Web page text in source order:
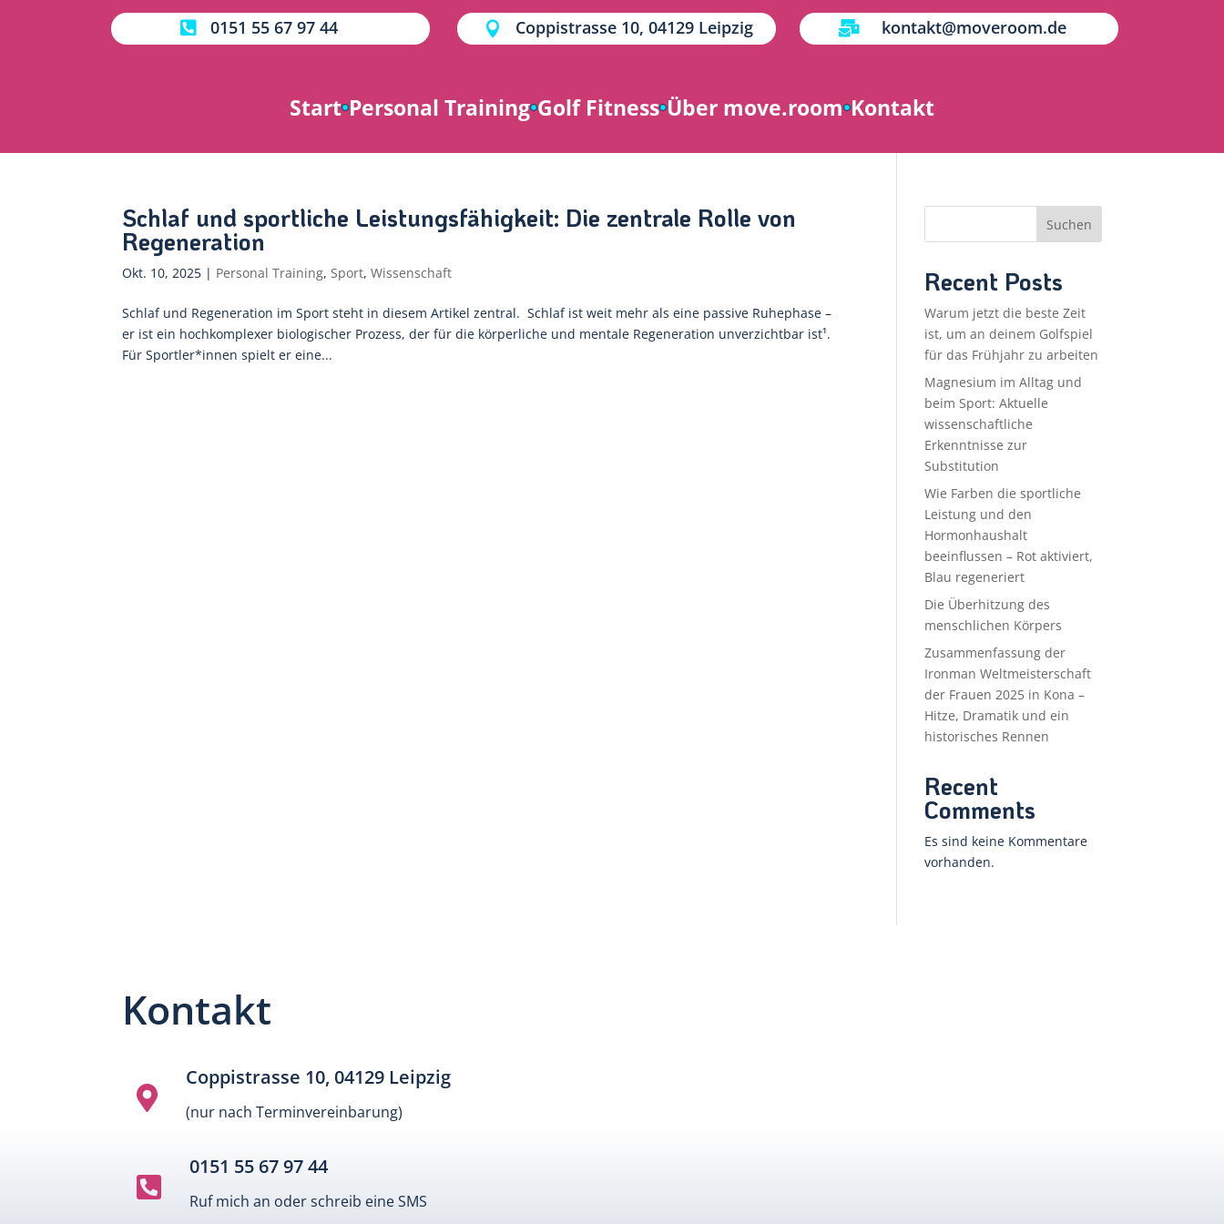
 0151 55 67 97 44  Coppistrasse 10, 04129 Leipzig  kontakt@moveroom.de
Start Personal Training Golf Fitness Über move.room Kontakt
Schlaf und sportliche Leistungsfähigkeit: Die zentrale Rolle von
Regeneration
Okt. 10, 2025 | Personal Training, Sport,Wissenschaft
Schlaf und Regeneration im Sport steht in diesem Artikel zentral. Schlaf ist weit mehr als eine passive Ruhephase –
er ist ein hochkomplexer biologischer Prozess, der für die körperliche und mentale Regeneration unverzichtbar ist¹.
Für Sportler*innen spielt er eine...
Suchen
Recent Posts
Warum jetzt die beste Zeit
ist, um an deinem Golfspiel
für das Frühjahr zu arbeiten
Magnesium im Alltag und
beim Sport: Aktuelle
wissenschaftliche
Erkenntnisse zur
Substitution
Wie Farben die sportliche
Leistung und den
Hormonhaushalt
beeinflussen – Rot aktiviert,
Blau regeneriert
Die Überhitzung des
menschlichen Körpers
Zusammenfassung der
Ironman Weltmeisterschaft
der Frauen 2025 in Kona –
Hitze, Dramatik und ein
historisches Rennen
Recent
Comments
Es sind keine Kommentare
vorhanden.
Kontakt

Coppistrasse 10, 04129 Leipzig
(nur nach Terminvereinbarung)

0151 55 67 97 44
Ruf mich an oder schreib eine SMS